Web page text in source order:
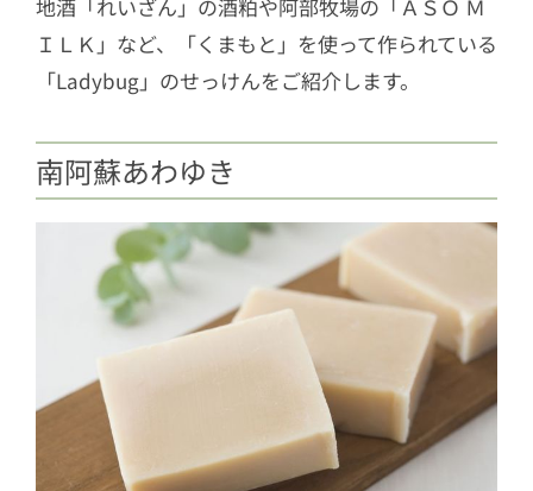
地酒「れいざん」の酒粕や阿部牧場の「ＡＳＯ Ｍ
ＩＬＫ」など、「くまもと」を使って作られている
「Ladybug」のせっけんをご紹介します。
南阿蘇あわゆき